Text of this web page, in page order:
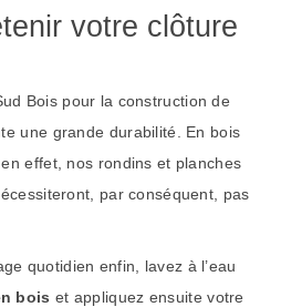
votre clôture
Bois pour la construction de
une grande durabilité. En bois
effet, nos rondins et planches
par conséquent, pas
quotidien enfin, lavez à l’eau
bois et appliquez ensuite votre